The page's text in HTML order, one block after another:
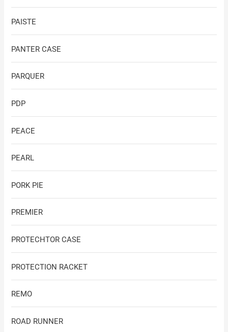
PAISTE
PANTER CASE
PARQUER
PDP
PEACE
PEARL
PORK PIE
PREMIER
PROTECHTOR CASE
PROTECTION RACKET
REMO
ROAD RUNNER